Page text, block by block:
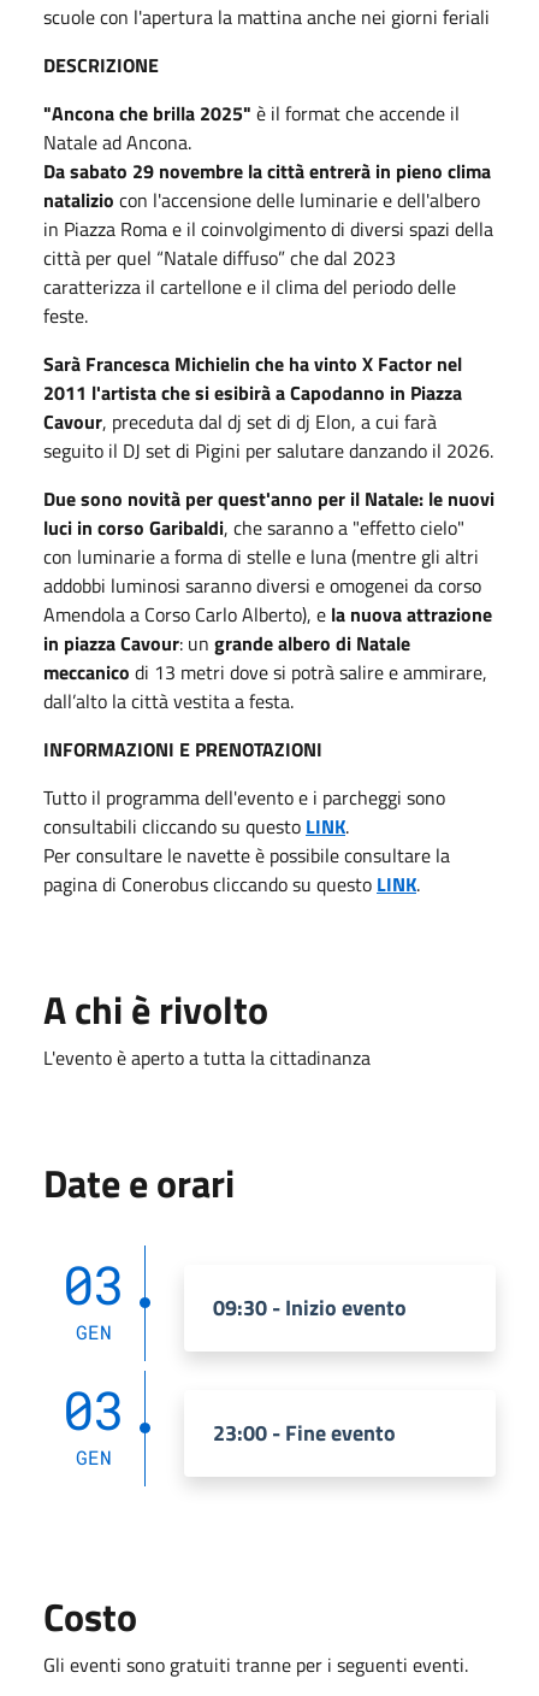
scuole con l'apertura la mattina anche nei giorni feriali
DESCRIZIONE
"Ancona che brilla 2025" è il format che accende il
Natale ad Ancona.
Da sabato 29 novembre la città entrerà in pieno clima
natalizio con l'accensione delle luminarie e dell'albero
in Piazza Roma e il coinvolgimento di diversi spazi della
città per quel “Natale diffuso” che dal 2023
caratterizza il cartellone e il clima del periodo delle
feste.
Sarà Francesca Michielin che ha vinto X Factor nel
2011 l'artista che si esibirà a Capodanno in Piazza
Cavour, preceduta dal dj set di dj Elon, a cui farà
seguito il DJ set di Pigini per salutare danzando il 2026.
Due sono novità per quest'anno per il Natale: le nuovi
luci in corso Garibaldi, che saranno a "effetto cielo"
con luminarie a forma di stelle e luna (mentre gli altri
addobbi luminosi saranno diversi e omogenei da corso
Amendola a Corso Carlo Alberto), e la nuova attrazione
in piazza Cavour: un grande albero di Natale
meccanico di 13 metri dove si potrà salire e ammirare,
dall’alto la città vestita a festa.
INFORMAZIONI E PRENOTAZIONI
Tutto il programma dell'evento e i parcheggi sono
consultabili cliccando su questo LINK.
Per consultare le navette è possibile consultare la
pagina di Conerobus cliccando su questo LINK.
A chi è rivolto
L'evento è aperto a tutta la cittadinanza
Date e orari
03
GEN
09:30 - Inizio evento
03
GEN
23:00 - Fine evento
Costo
Gli eventi sono gratuiti tranne per i seguenti eventi.